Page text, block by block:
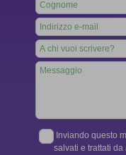
field
blank
Inviando questo
salvati e trattati da